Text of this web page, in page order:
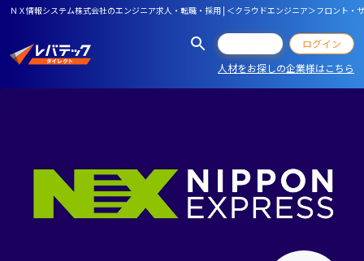
ＮＸ情報システム株式会社のエンジニア求人・転職・採用 | ＜クラウドエンジニア＞フロント
ログイン
人材をお探しの企業様はこちら